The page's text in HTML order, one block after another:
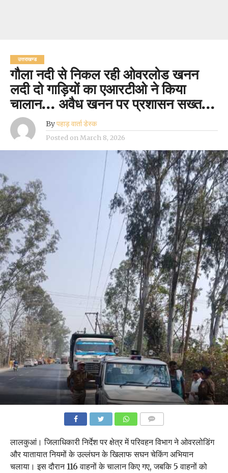
उत्तराखण्ड
गौला नदी से निकल रही ओवरलोड खनन
लदी दो गाड़ियों का एआरटीओ ने किया
चालान… अवैध खनन पर प्रशासन सख्त…
Byपहाड़ वार्ता डेस्क
Posted on March 8, 2026
लालकुआं। जिलाधिकारी निर्देश पर क्षेत्र में परिवहन विभाग ने ओवरलोडिंग
और यातायात नियमों के उल्लंघन के खिलाफ सघन चेकिंग अभियान
चलाया। इस दौरान 116 वाहनों के चालान किए गए, जबकि 5 वाहनों को